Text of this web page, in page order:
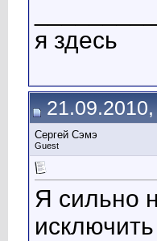
я здесь
21.09.2010,
Сергей Сэмэ
Guest
Я сильно